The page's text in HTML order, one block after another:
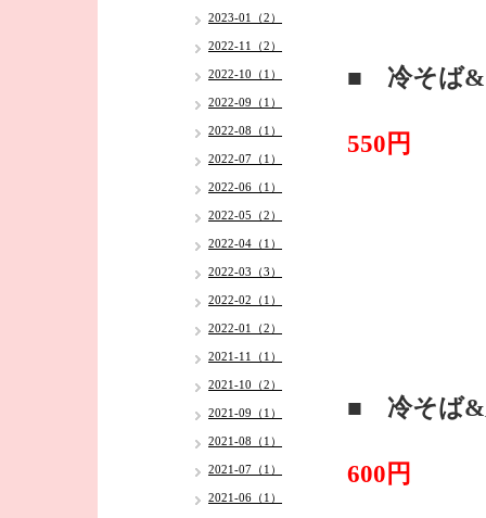
■ 冷そば&
550円
■ 冷そば&
600円
2023-01（2）
2022-11（2）
2022-10（1）
2022-09（1）
2022-08（1）
2022-07（1）
2022-06（1）
2022-05（2）
2022-04（1）
2022-03（3）
2022-02（1）
2022-01（2）
2021-11（1）
2021-10（2）
2021-09（1）
2021-08（1）
2021-07（1）
2021-06（1）